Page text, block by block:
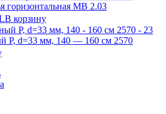
MB 2.03
В корзину
Р, d=33 мм, 140 — 160 см 2570